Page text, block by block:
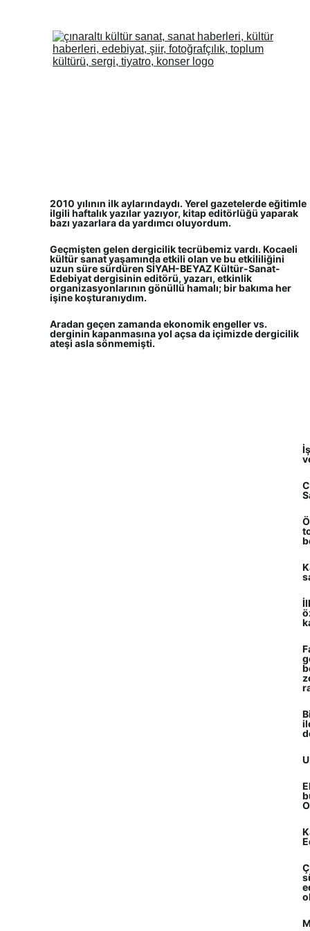
2010 yılının ilk aylarındaydı. Yerel gazetelerde eğitimle
ilgili haftalık yazılar yazıyor, kitap editörlüğü yaparak
bazı yazarlara da yardımcı oluyordum.
Geçmişten gelen dergicilik tecrübemiz vardı. Kocaeli
kültür sanat yaşamında etkili olan ve bu etkililiğini
uzun süre sürdüren SİYAH-BEYAZ Kültür-Sanat-
Edebiyat dergisinin editörü, yazarı, etkinlik
organizasyonlarının gönüllü hamalı; bir bakıma her
işine koşturanıydım.
Aradan geçen zamanda ekonomik engeller vs.
derginin kapanmasına yol açsa da içimizde dergicilik
ateşi asla sönmemişti.